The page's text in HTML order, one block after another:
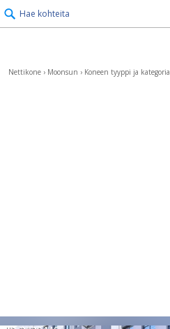
Hae kohteita
Nettikone › Moonsun › Koneen tyyppi ja kategoria